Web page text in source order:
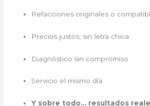
Refacciones originales o
Precios justos, sin letra chica
Diagnóstico sin compromiso
Servicio el mismo día
Y sobre todo… resultados